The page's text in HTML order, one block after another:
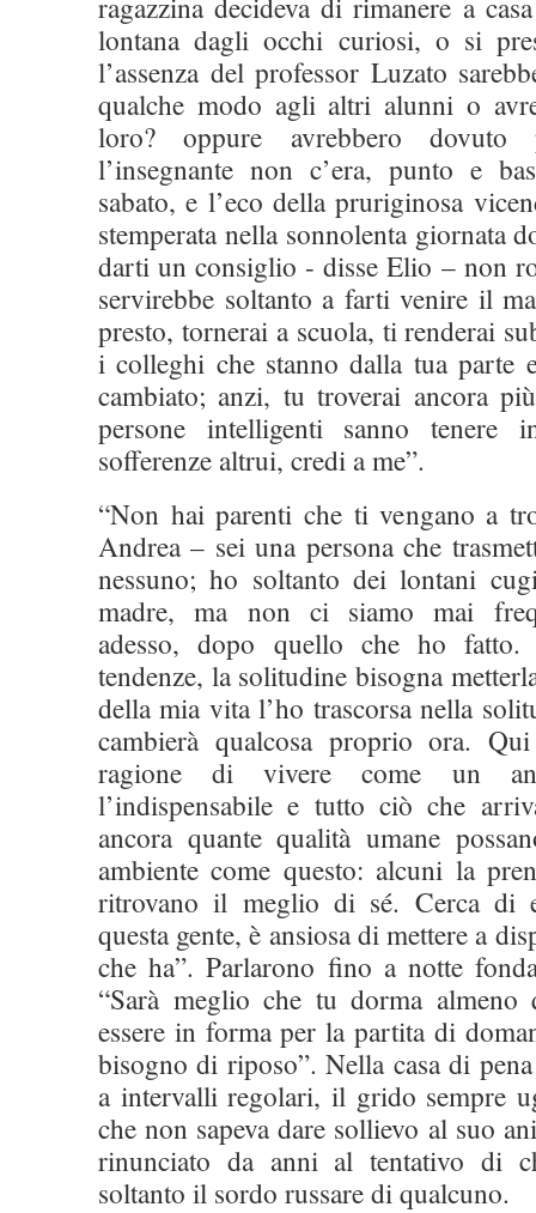
lontana dagli occhi curiosi, o si
l’assenza del professor Luzato
qualche modo agli altri alunni o
loro? oppure avrebbero dovuto
l’insegnante non c’era, punto e
sabato, e l’eco della pruriginosa
stemperata nella sonnolenta giornata
darti un consiglio - disse Elio – non
servirebbe soltanto a farti venire il
presto, tornerai a scuola, ti renderai
i colleghi che stanno dalla tua parte
cambiato; anzi, tu troverai ancora
persone intelligenti sanno tenere
sofferenze altrui, credi a me”.
“Non hai parenti che ti vengano a
Andrea – sei una persona che
nessuno; ho soltanto dei lontani
madre, ma non ci siamo mai
adesso, dopo quello che ho fatto.
tendenze, la solitudine bisogna
della mia vita l’ho trascorsa nella
cambierà qualcosa proprio ora.
ragione di vivere come un
l’indispensabile e tutto ciò che
ancora quante qualità umane
ambiente come questo: alcuni la
ritrovano il meglio di sé. Cerca di
questa gente, è ansiosa di mettere a
che ha”. Parlarono fino a notte
“Sarà meglio che tu dorma
essere in forma per la partita di
bisogno di riposo”. Nella casa di
a intervalli regolari, il grido sempre
che non sapeva dare sollievo al suo
rinunciato da anni al tentativo di
soltanto il sordo russare di qualcuno.